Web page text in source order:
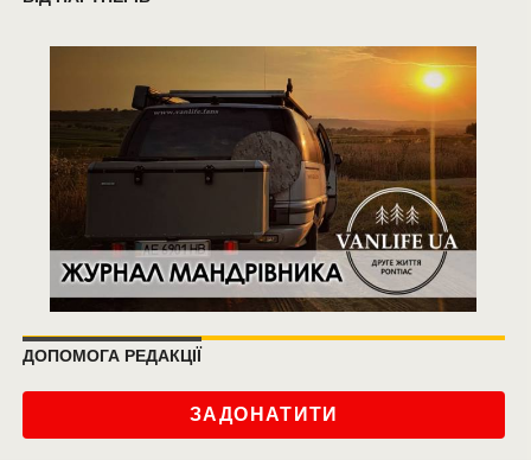
ДОПОМОГА РЕДАКЦІЇ
ЗАДОНАТИТИ